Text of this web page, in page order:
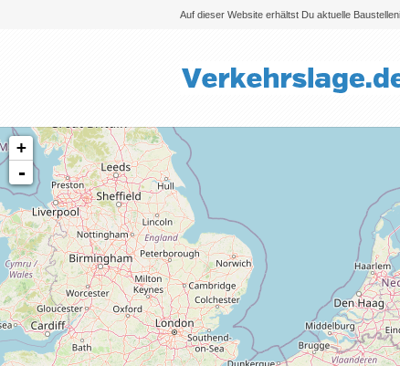
Auf dieser Website erhältst Du aktuelle
+
-